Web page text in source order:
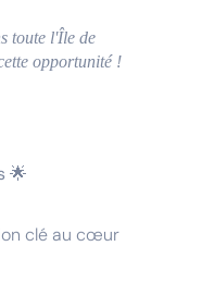
toute l'Île de
opportunité !
🌟
clé au cœur